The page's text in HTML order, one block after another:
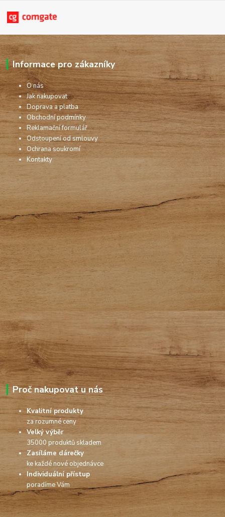
Informace pro zákazníky
O nás
Jak nakupovat
Doprava a platba
Obchodní podmínky
Reklamační formulář
Odstoupení od smlouvy
Ochrana soukromí
Kontakty
Proč nakupovat u nás
Kvalitní produkty
za rozumné ceny
Velký výběr
35000 produktů skladem
Zasíláme dárečky
ke každé nové objednávce
Individuální přístup
poradíme Vám